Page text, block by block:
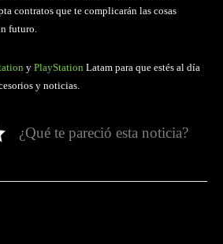
contratos que te complicarán las cosas
futuro.
y PlayStation Latam para que estés al día
y noticias.
¿Qué te pareció esta noticia?